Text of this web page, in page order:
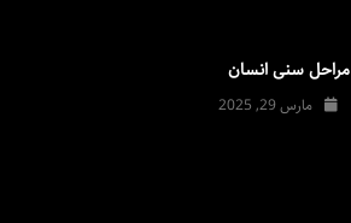
مراحل سنی انسان
مارس 29, 2025